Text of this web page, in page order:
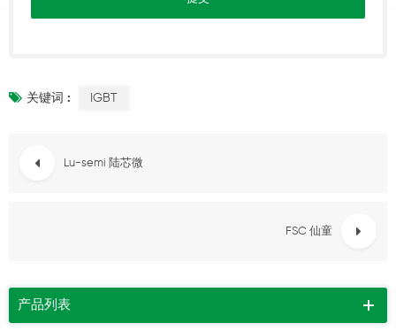
关键词 : IGBT
Lu-semi 陆芯微
FSC 仙童
产品列表